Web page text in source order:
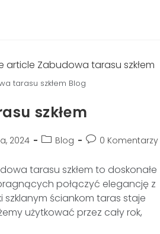
tarasu szkłem Blog
szkłem
2024 Blog 0 Komentarzy
tarasu szkłem to doskonałe
połączyć elegancję z
szklanym ściankom taras staje
użytkować przez cały rok,